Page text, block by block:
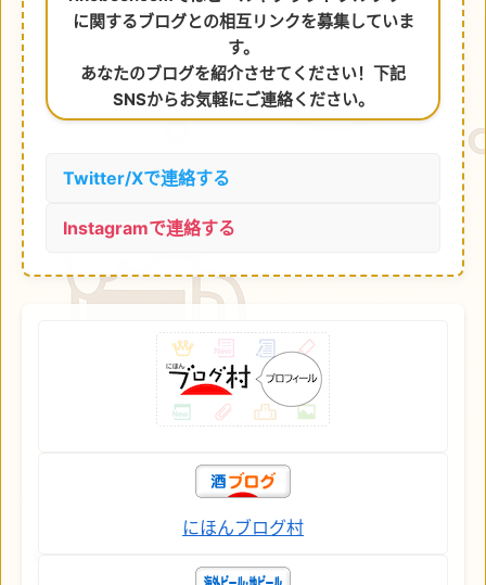
に関するブログとの相互リンクを募集していま
す。
あなたのブログを紹介させてください！下記
SNSからお気軽にご連絡ください。
Twitter/Xで連絡する
Instagramで連絡する
にほんブログ村